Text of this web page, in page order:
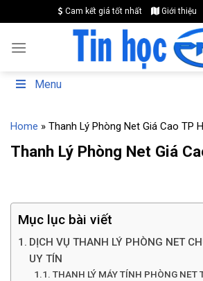
to
content
Cam kết giá tốt nhất Giới thiệu
Menu
Home » Thanh Lý Phòng Net Giá Cao TP
Thanh Lý Phòng Net Giá
Mục lục bài viết
DỊCH VỤ THANH LÝ PHÒNG NET
UY TÍN
THANH LÝ MÁY TÍNH PHÒNG NET